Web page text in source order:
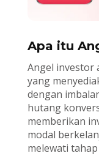
Apa itu
Angel investor
yang
dengan
hutang
memberikan
modal
melewati